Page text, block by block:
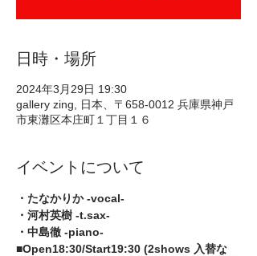
日時・場所
2024年3月29日 19:30
gallery zing, 日本、〒658-0012 兵庫県神戸
市東灘区本庄町１丁目１６
イベントについて
・たなかりか -vocal-
・河村英樹 -t.sax-
・中島徹 -piano-
■Open18:30/Start19:30 (2shows 入替な